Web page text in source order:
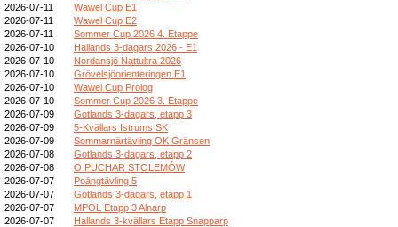
2026-07-11
Wawel Cup E1
2026-07-11
Wawel Cup E2
2026-07-11
Sommer Cup 2026 4. Etappe
2026-07-10
Hallands 3-dagars 2026 - E1
2026-07-10
Nordansjö Nattultra 2026
2026-07-10
Grövelsjöorienteringen E1
2026-07-10
Wawel Cup Prolog
2026-07-10
Sommer Cup 2026 3. Etappe
2026-07-09
Gotlands 3-dagars, etapp 3
2026-07-09
5-Kvällars Istrums SK
2026-07-09
Sommarnärtävling OK Gränsen
2026-07-08
Gotlands 3-dagars, etapp 2
2026-07-08
O PUCHAR STOLEMÓW
2026-07-07
Poängtävling 5
2026-07-07
Gotlands 3-dagars, etapp 1
2026-07-07
MPOL Etapp 3 Alnarp
2026-07-07
Hallands 3-kvällars Etapp Snapparp